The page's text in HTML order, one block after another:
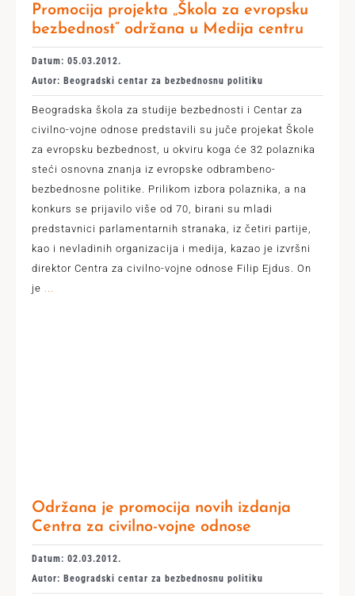
Promocija projekta „Škola za evropsku
bezbednost“ održana u Medija centru
Datum: 05.03.2012.
Autor: Beogradski centar za bezbednosnu politiku
Beogradska škola za studije bezbednosti i Centar za
civilno-vojne odnose predstavili su juče projekat Škole
za evropsku bezbednost, u okviru koga će 32 polaznika
steći osnovna znanja iz evropske odbrambeno-
bezbednosne politike. Prilikom izbora polaznika, a na
konkurs se prijavilo više od 70, birani su mladi
predstavnici parlamentarnih stranaka, iz četiri partije,
kao i nevladinih organizacija i medija, kazao je izvršni
direktor Centra za civilno-vojne odnose Filip Ejdus. On
je
Održana je promocija novih izdanja
Centra za civilno-vojne odnose
Datum: 02.03.2012.
Autor: Beogradski centar za bezbednosnu politiku